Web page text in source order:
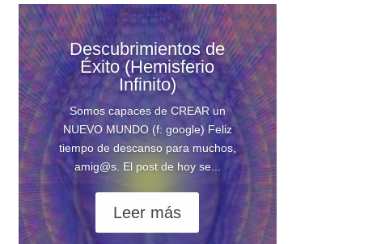
Descubrimientos de
Éxito (Hemisferio
Infinito)
Somos capaces de CREAR un
NUEVO MUNDO (f: google) Feliz
tiempo de descanso para muchos,
amig@s. El post de hoy se...
Leer más